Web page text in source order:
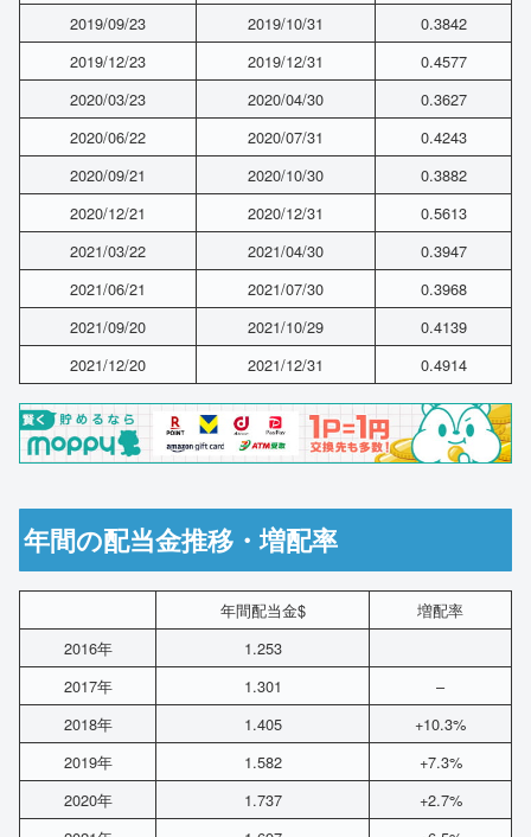
2019/09/23 2019/10/31
0.3842
2019/12/23
2019/12/31
0.4577
2020/03/23
2020/04/30
0.3627
2020/06/22
2020/07/31
0.4243
2020/09/21
2020/10/30
0.3882
2020/12/21
2020/12/31
0.5613
2021/03/22
2021/04/30
0.3947
2021/06/21
2021/07/30
0.3968
2021/09/20
2021/10/29
0.4139
2021/12/20
2021/12/31 0.4914
年間の配当金推移・増配率
年間配当金$
増配率
2016年
1.253
2017年
1.301
–
2018年
1.405
+10.3%
2019年
1.582
+7.3%
2020年
1.737
+2.7%